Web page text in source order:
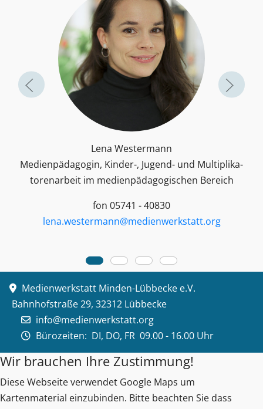
Lena Westermann
Medienpädagogin, Kinder-, Jugend- und Multiplika­
toren­arbeit im medienpädagogischen Bereich
fon 05741 - 40830
lena.westermann@medienwerkstatt.org
Medienwerkstatt Minden-Lübbecke e.V.
Bahnhofstraße 29, 32312 Lübbecke
info@medienwerkstatt.org
Bürozeiten: DI, DO, FR 09.00 - 16.00 Uhr
Wir brauchen Ihre Zustimmung!
Diese Webseite verwendet Google Maps um
Kartenmaterial einzubinden. Bitte beachten Sie dass